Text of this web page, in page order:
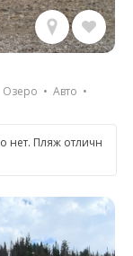
• Авто •
нет. Пляж отличн